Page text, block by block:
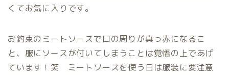
くてお気に入りです。
お約束のミートソースで口の周りが真っ赤になるこ
と、服にソースが付いてしまうことは覚悟の上であげ
ています！笑 ミートソースを使う日は服装に要注意